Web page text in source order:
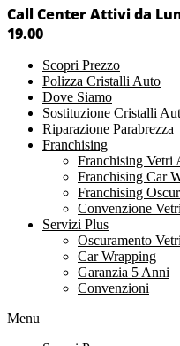
Call Center Attivi da
19.00
Scopri Prezzo
Polizza Cristalli Auto
Dove Siamo
Sostituzione Cristalli
Riparazione Parabrezza
Franchising
Franchising Vetri
Franchising Car
Franchising
Convenzione
Servizi Plus
Oscuramento Vetri
Car Wrapping
Garanzia 5 Anni
Convenzioni
Menu